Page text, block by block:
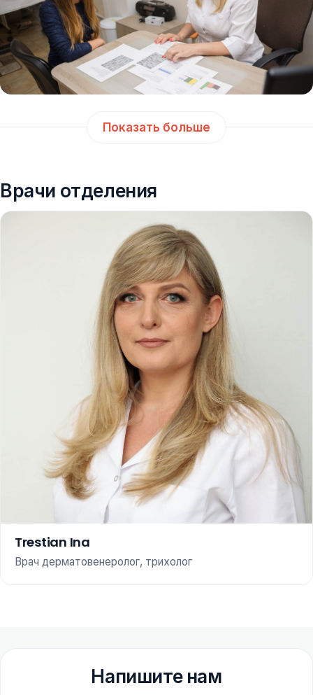
Показать больше
Врачи отделения
Trestian Ina
Врач дерматовенеролог, трихолог
Напишите нам